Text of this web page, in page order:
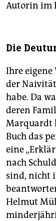
Autorin im
Die
Ihre
der
habe. Da
deren
Marquardt
Buch das
eine
nach
sind, nicht
Helmut